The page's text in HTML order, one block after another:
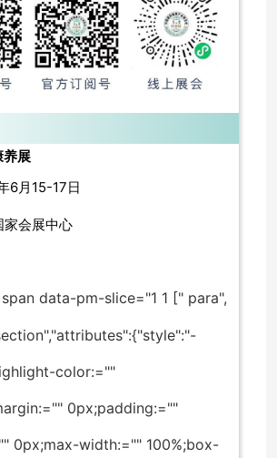
养展
6月15-17日
会展中心
data-pm-slice="1 1 [" para",
color:=""
0px;padding:=""
0px;max-width:="" 100%;box-